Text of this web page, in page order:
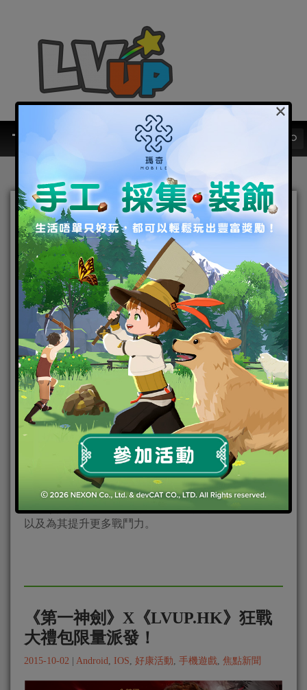
第一神劍
《第一神劍》開放「符石系統」新
玩法 改版內容搶先曝光
2015-10-23 |Android,IOS,手機遊戲
超破壞系無雙動漫手遊《第一神劍》將於近日進行改
版，預計推出新玩法「符石系統」，更豐富遊戲內容
以及為其提升更多戰鬥力。
《第一神劍》X《LVUP.HK》狂戰
大禮包限量派發！
2015-10-02 Android, IOS, 好康活動, 手機遊戲, 焦點新聞
×